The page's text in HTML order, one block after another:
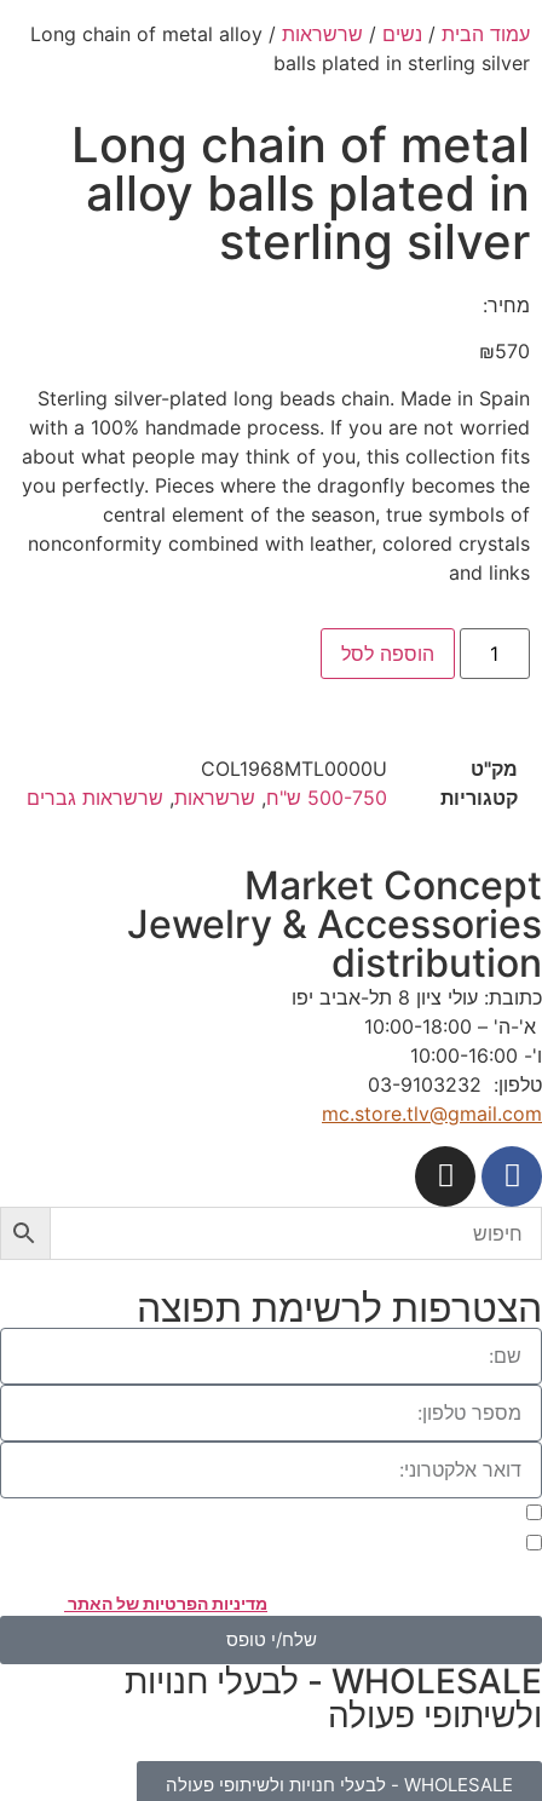
עמוד הבית/ נשים / שרשראות
/ Long chain of metal alloy
balls plated in sterling silver
Long chain of metal
alloy balls plated in
sterling silver
מחיר:
₪570
Sterling silver-plated long beads chain. Made in Spain
with a 100% handmade process. If you are not worried
about what people may think of you, this collection fits
you perfectly. Pieces where the dragonfly becomes the
central element of the season, true symbols of
nonconformity combined with leather, colored crystals
and links
הוספה לסל
מק"ט
COL1968MTL0000U
קטגוריות
500-750 ש"ח , שרשראות, שרשראות גברים
Market Concept
Jewelry & Accessories
distribution
כתובת: עולי ציון 8 תל-אביב יפו
א'-ה' – 10:00-18:00
ו'- 10:00-16:00
טלפון: 03-9103232
mc.store.tlv@gmail.com
הצטרפות לרשימת תפוצה
מדיניות הפרטיות של האתר
שלח/י טופס
WHOLESALE - לבעלי חנויות
ולשיתופי פעולה
WHOLESALE - לבעלי חנויות ולשיתופי פעולה